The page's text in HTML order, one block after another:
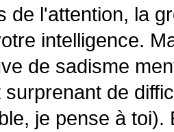
de l'attention, la
intelligence.
de sadisme
surprenant de
je pense à